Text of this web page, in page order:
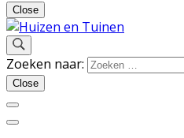
Close
Huizen en
Inspiratie voor wonen en
Zoeken naar:
Close